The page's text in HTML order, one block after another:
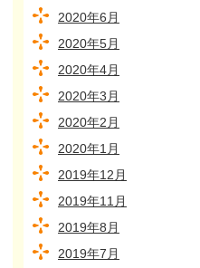
2020年6月
2020年5月
2020年4月
2020年3月
2020年2月
2020年1月
2019年12月
2019年11月
2019年8月
2019年7月